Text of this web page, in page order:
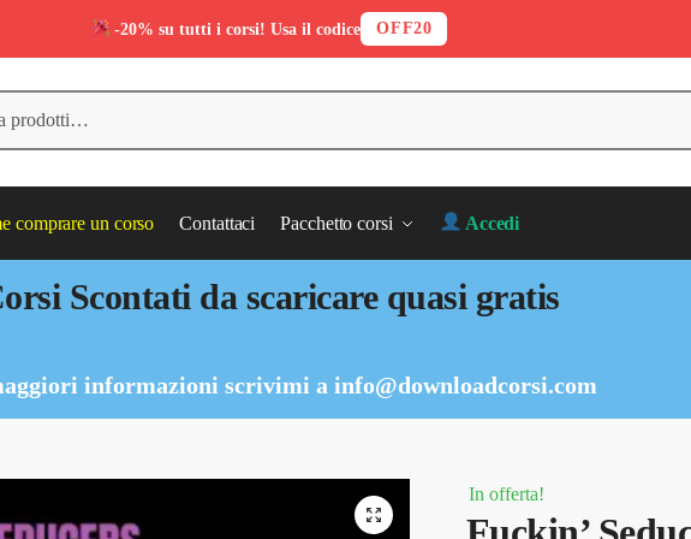
comprare un corso Contattaci Pacchetto corsi Accedi
Scontati da scaricare quasi gratis
informazioni scrivimi a info@downloadcorsi.com
In offerta!
-20% su tutti i corsi! Usa il codice OFF20